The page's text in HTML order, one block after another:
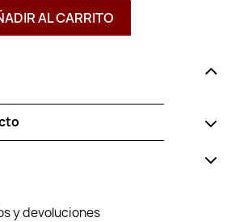
AL CARRITO
y devoluciones